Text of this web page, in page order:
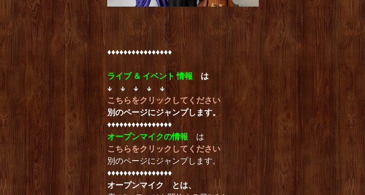
♦︎♦︎♦︎♦︎♦︎♦︎♦︎♦︎♦︎♦︎♦︎♦︎♦︎♦︎♦︎♦︎
ライブ ＆ イベント 情報
は
↓ ↓ ↓ ↓ ↓
こちらをクリックしてください
別のページにジャンプします。
♦︎♦︎♦︎♦︎♦︎♦︎♦︎♦︎♦︎♦︎♦︎♦︎♦︎♦︎♦︎♦︎
オープンマイクの情報
は
こちらをクリックしてください
別のページにジャンプします。
♦︎♦︎♦︎♦︎♦︎♦︎♦︎♦︎♦︎♦︎♦︎♦︎♦︎♦︎♦︎♦︎
オープンマイク とは、